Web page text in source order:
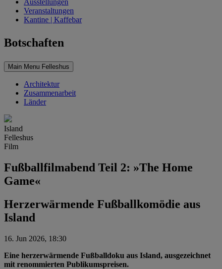
Ausstellungen
Veranstaltungen
Kantine | Kaffebar
Botschaften
Main Menu Felleshus
Architektur
Zusammenarbeit
Länder
Island
Felleshus
Film
Fußballfilmabend Teil 2: »The Home
Game«
Herzerwärmende Fußballkomödie aus
Island
16. Jun 2026, 18:30
Eine herzerwärmende Fußballdoku aus Island, ausgezeichnet
mit renommierten Publikumspreisen.